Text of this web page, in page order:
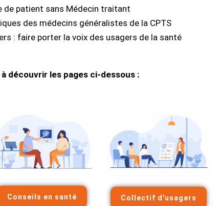
de patient sans Médecin traitant
des médecins généralistes de la CPTS
: faire porter la voix des usagers de la santé
à découvrir les pages ci-dessous :
Conseils en santé Collectif d'usagers